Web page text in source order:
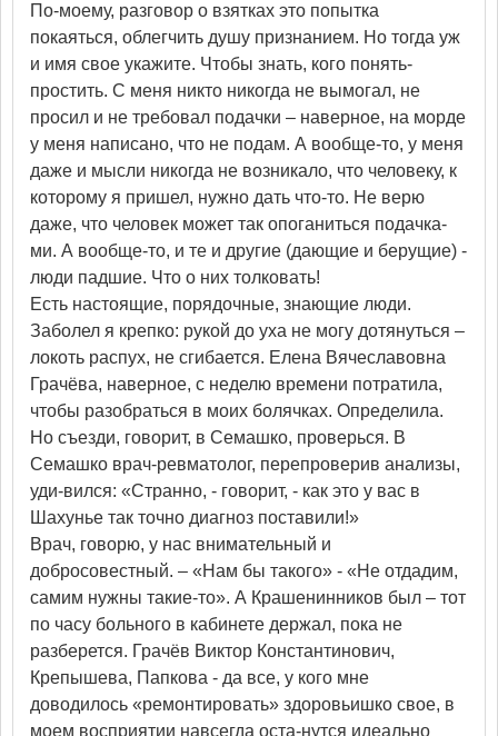
По-моему, разговор о взятках это попытка
покаяться, облегчить душу признанием. Но тогда уж
и имя свое укажите. Чтобы знать, кого понять-
простить. С меня никто никогда не вымогал, не
просил и не требовал подачки – наверное, на морде
у меня написано, что не подам. А вообще-то, у меня
даже и мысли никогда не возникало, что человеку, к
которому я пришел, нужно дать что-то. Не верю
даже, что человек может так опоганиться подачка-
ми. А вообще-то, и те и другие (дающие и берущие) -
люди падшие. Что о них толковать!
Есть настоящие, порядочные, знающие люди.
Заболел я крепко: рукой до уха не могу дотянуться –
локоть распух, не сгибается. Елена Вячеславовна
Грачёва, наверное, с неделю времени потратила,
чтобы разобраться в моих болячках. Определила.
Но съезди, говорит, в Семашко, проверься. В
Семашко врач-ревматолог, перепроверив анализы,
уди-вился: «Странно, - говорит, - как это у вас в
Шахунье так точно диагноз поставили!»
Врач, говорю, у нас внимательный и
добросовестный. – «Нам бы такого» - «Не отдадим,
самим нужны такие-то». А Крашенинников был – тот
по часу больного в кабинете держал, пока не
разберется. Грачёв Виктор Константинович,
Крепышева, Папкова - да все, у кого мне
доводилось «ремонтировать» здоровьишко свое, в
моем восприятии навсегда оста-нутся идеально